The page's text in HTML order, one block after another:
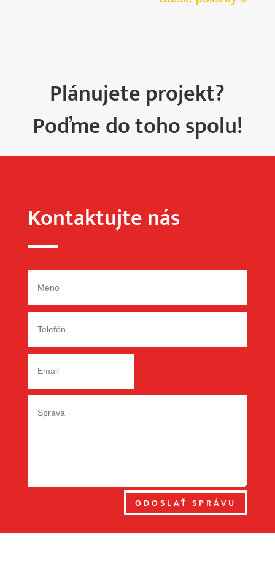
Plánujete projekt?
Poďme do toho spolu!
Kontaktujte nás
ODOSLAŤ SPRÁVU